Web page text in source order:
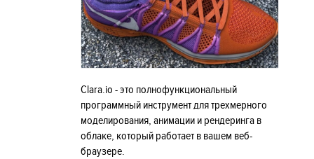
Clara.io - это полнофункциональный
программный инструмент для трехмерного
моделирования, анимации и рендеринга в
облаке, который работает в вашем веб-
браузере.